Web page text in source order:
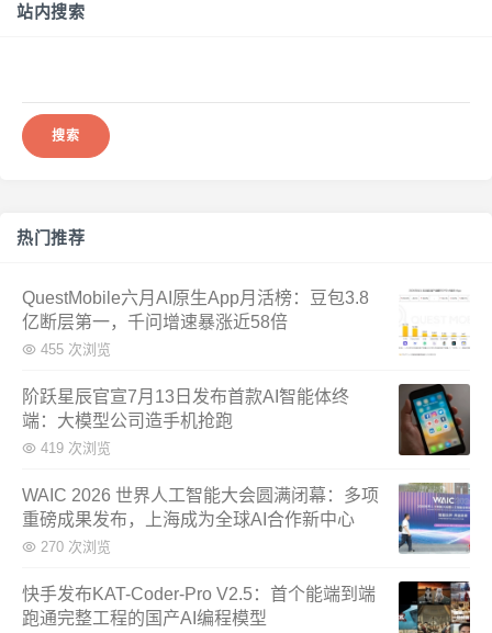
站内搜索
热门推荐
QuestMobile六月AI原生App月活榜：豆包3.8
亿断层第一，千问增速暴涨近58倍
455 次浏览
阶跃星辰官宣7月13日发布首款AI智能体终
端：大模型公司造手机抢跑
419 次浏览
WAIC 2026 世界人工智能大会圆满闭幕：多项
重磅成果发布，上海成为全球AI合作新中心
270 次浏览
快手发布KAT-Coder-Pro V2.5：首个能端到端
跑通完整工程的国产AI编程模型